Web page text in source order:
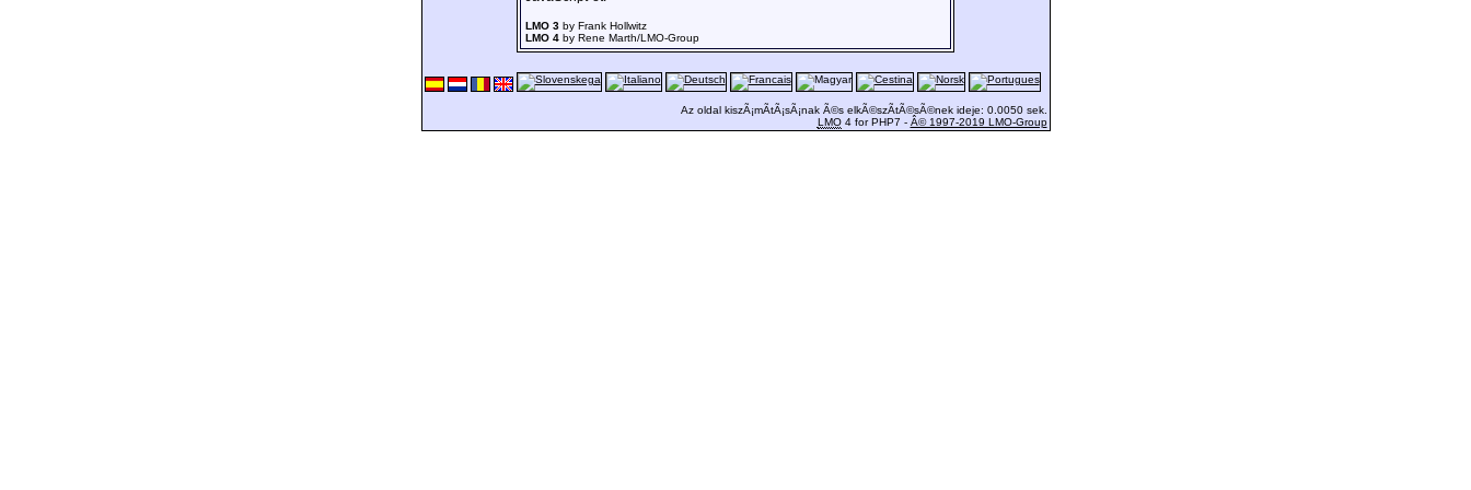
LMO 3 by Frank Hollwitz
LMO 4 by Rene Marth/LMO-Group
Az oldal kiszÃ¡mÃ­tÃ¡sÃ¡nak Ã©s elkÃ©szÃ­tÃ©sÃ©nek ideje: 0.0050 sek.
LMO4 for PHP7 - Â© 1997-2019 LMO-Group